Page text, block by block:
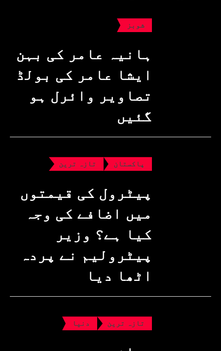
شوبز
ہانیہ عامر کی بہن
ایشا عامر کی بولڈ
تصاویر وائرل ہو
گئیں
پاکستان تازہ ترین
پیٹرول کی قیمتوں
میں اضافے کی وجہ
کیا ہے؟ وزیرِ
پیٹرولیم نے پردہ
اٹھا دیا
تازہ ترین دنیا